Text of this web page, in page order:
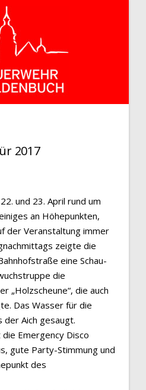
2017
und 23. April rund um
an Höhepunkten,
der Veranstaltung immer
zeigte die
eine Schau-
die
„Holzscheune“, die auch
Das Wasser für die
der Aich gesaugt.
Emergency Disco
gute Party-Stimmung und
des